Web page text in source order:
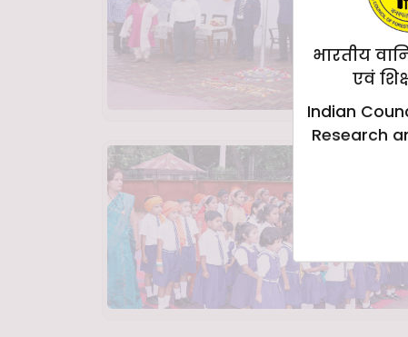
भारतीय
एवं
Indian
Research